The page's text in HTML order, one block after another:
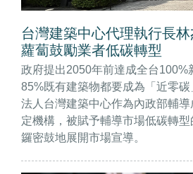
台灣建築中心代理執行長
蘿蔔鼓勵業者低碳轉型
政府提出2050年前達成全台100%
85%既有建築物都要成為「近零
法人台灣建築中心作為內政部輔
定機構，被賦予輔導市場低碳轉
鑼密鼓地展開市場宣導。